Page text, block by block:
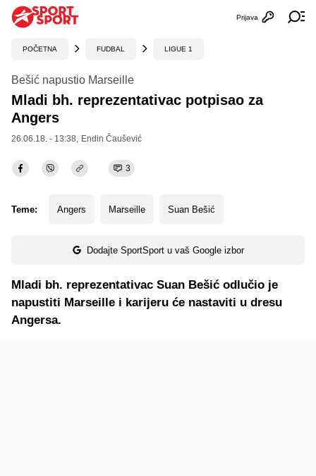
Otvori
Prijava
POČETNA FUDBAL LIGUE 1
Bešić napustio Marseille
Mladi bh. reprezentativac potpisao za
Angers
26.06.18. - 13:38, Endin Čaušević
3
Teme: Angers Marseille Suan Bešić
Dodajte SportSport u vaš Google izbor
Mladi bh. reprezentativac Suan Bešić odlučio je
napustiti Marseille i karijeru će nastaviti u dresu
Angersa.